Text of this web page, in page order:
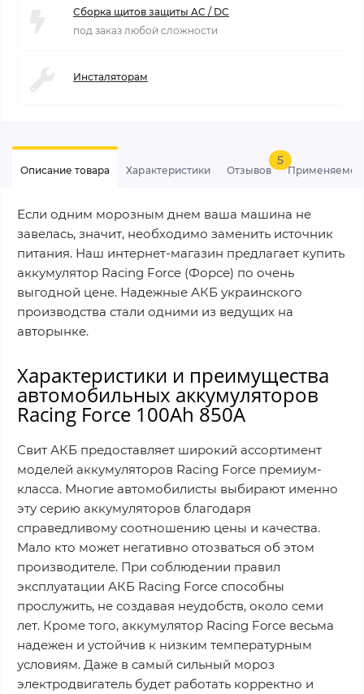
Сборка щитов защиты AC / DC
под заказ любой сложности
Инсталяторам
Описание товара Характеристики Отзывов
5
Если одним морозным днем ваша машина не
завелась, значит, необходимо заменить источник
питания. Наш интернет-магазин предлагает купить
аккумулятор Racing Force (Форсе) по очень
выгодной цене. Надежные АКБ украинского
производства стали одними из ведущих на
авторынке.
Характеристики и преимущества
автомобильных аккумуляторов
Racing Force 100Ah 850A
Свит АКБ предоставляет широкий ассортимент
моделей аккумуляторов Racing Force премиум-
класса. Многие автомобилисты выбирают именно
эту серию аккумуляторов благодаря
справедливому соотношению цены и качества.
Мало кто может негативно отозваться об этом
производителе. При соблюдении правил
эксплуатации АКБ Racing Force способны
прослужить, не создавая неудобств, около семи
лет. Кроме того, аккумулятор Racing Force весьма
надежен и устойчив к низким температурным
условиям. Даже в самый сильный мороз
электродвигатель будет работать корректно и